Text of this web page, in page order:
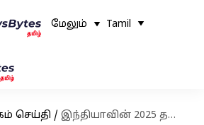
மேலும் Tamil
செய்தி / இந்தியாவின் 2025 தலைமையின் கீழ் பிரிக்ஸை மறுவரையறை செய்வதாக பிரதமர் நரேந்திர மோடி உறுதி